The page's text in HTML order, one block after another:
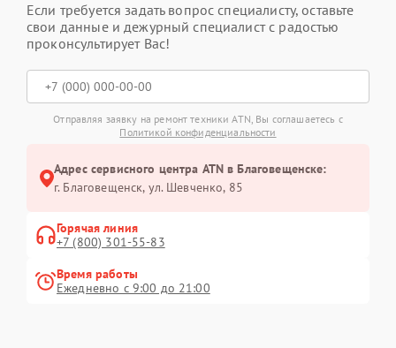
Если требуется задать вопрос специалисту, оставьте
свои данные и дежурный специалист с радостью
проконсультирует Вас!
Отправляя заявку на ремонт техники ATN, Вы соглашаетесь с
Политикой конфиденциальности
Адрес сервисного центра ATN в Благовещенске:
г. Благовещенск, ул. Шевченко, 85
Горячая линия
+7 (800) 301-55-83
Время работы
Ежедневно с 9:00 до 21:00